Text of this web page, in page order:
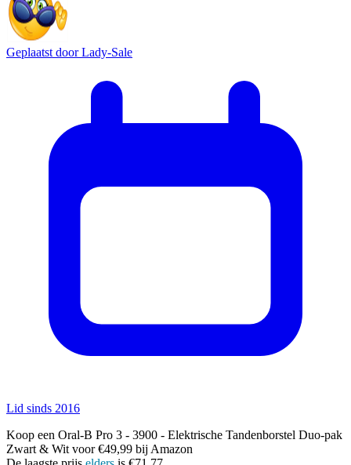
Geplaatst doorLady-Sale
Lid sinds 2016
Koop een Oral-B Pro 3 - 3900 - Elektrische Tandenborstel Duo-pak
Zwart & Wit voor €49,99 bij Amazon